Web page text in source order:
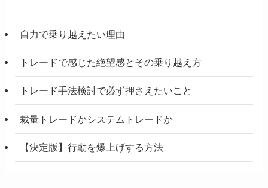
自力で乗り越えたい理由
トレードで感じた絶望感とその乗り越え方
トレード手法検討で必ず押さえたいこと
裁量トレードかシステムトレードか
【決定版】行動を爆上げする方法